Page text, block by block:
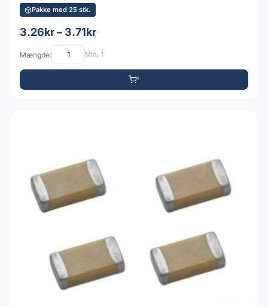
Pakke med 25 stk.
3.26kr – 3.71kr
Mængde: Min: 1